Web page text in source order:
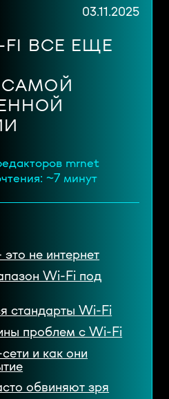
03.11.2025
ВСЕ ЕЩЕ
mrnet
~7 минут
не интернет
Wi-Fi под
стандарты Wi-Fi
проблем с Wi-Fi
и как они
обвиняют зря